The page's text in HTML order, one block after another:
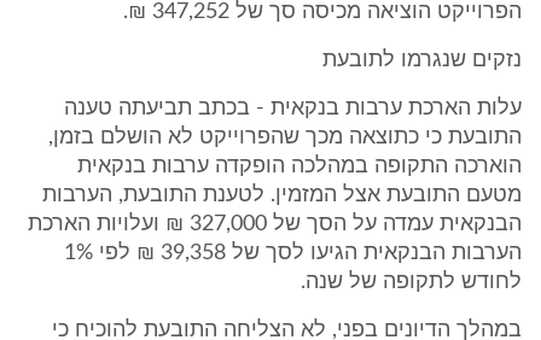
הפרוייקט הוציאה מכיסה סך של 347,252 ₪.
נזקים שנגרמו לתובעת
עלות הארכת ערבות בנקאית - בכתב תביעתה טענה
התובעת כי כתוצאה מכך שהפרוייקט לא הושלם בזמן,
הוארכה התקופה במהלכה הופקדה ערבות בנקאית
מטעם התובעת אצל המזמין. לטענת התובעת, הערבות
הבנקאית עמדה על הסך של 327,000 ₪ ועלויות הארכת
הערבות הבנקאית הגיעו לסך של 39,358 ₪ לפי 1%
לחודש לתקופה של שנה.
במהלך הדיונים בפני, לא הצליחה התובעת להוכיח כי